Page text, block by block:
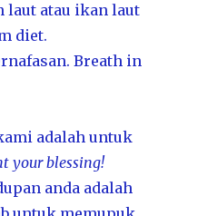
laut atau ikan laut
diet.
Breath in
adalah untuk
your blessing!
anda adalah